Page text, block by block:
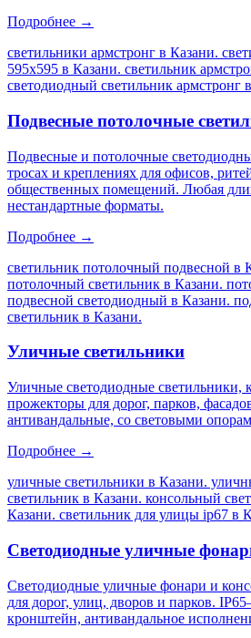
Подробнее →
светильники армстронг в Казани.
595х595 в Казани. светильник
светодиодный светильник армстронг
Подвесные потолочные
Подвесные и потолочные
тросах и креплениях для офисов,
общественных помещений. Любая
нестандартные форматы.
Подробнее →
светильник потолочный подвесной в
потолочный светильник в Казани.
подвесной светодиодный в Казани.
светильник в Казани.
Уличные светильники
Уличные светодиодные светильники,
прожекторы для дорог, парков,
антивандальные, со световыми
Подробнее →
уличные светильники в Казани.
светильник в Казани. консольный
Казани. светильник для улицы ip67 в
Светодиодные уличные
Светодиодные уличные фонари и
для дорог, улиц, дворов и парков.
кронштейн, антивандальное